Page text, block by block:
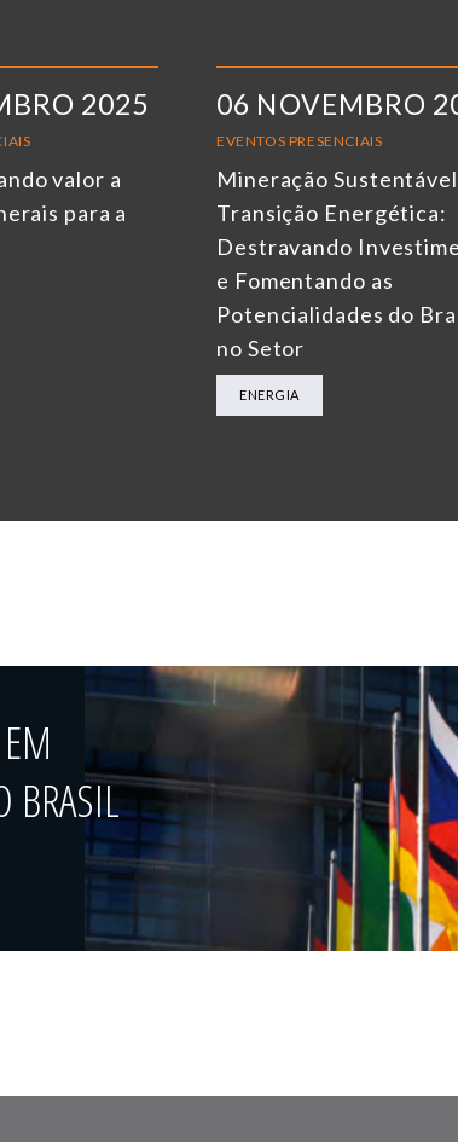
2025
valor a
para a
06 NOVEMBRO
EVENTOS PRESENCIAIS
Mineração
Transição Energética:
Destravando
e Fomentando as
Potencialidades do
no Setor
ENERGIA
BRASIL